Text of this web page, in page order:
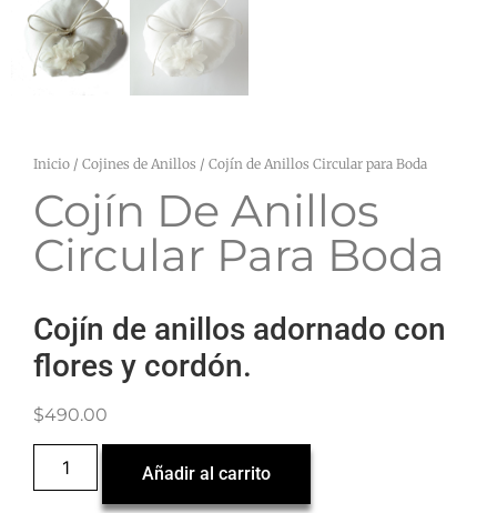
Inicio / Cojines de Anillos / Cojín de Anillos Circular para Boda
Cojín De Anillos
Circular Para Boda
Cojín de anillos adornado con
flores y cordón.
$490.00
Añadir al carrito